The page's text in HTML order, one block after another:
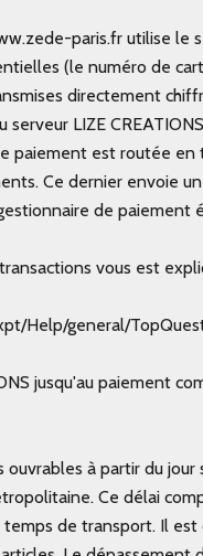
paris.fr utilise le
(le numéro de
directement
serveur LIZE
paiement est routée en
Ce dernier envoie
de paiement
vous est
Help/general/
jusqu'au paiement
ouvrables à partir du
Ce délai
de transport. Il